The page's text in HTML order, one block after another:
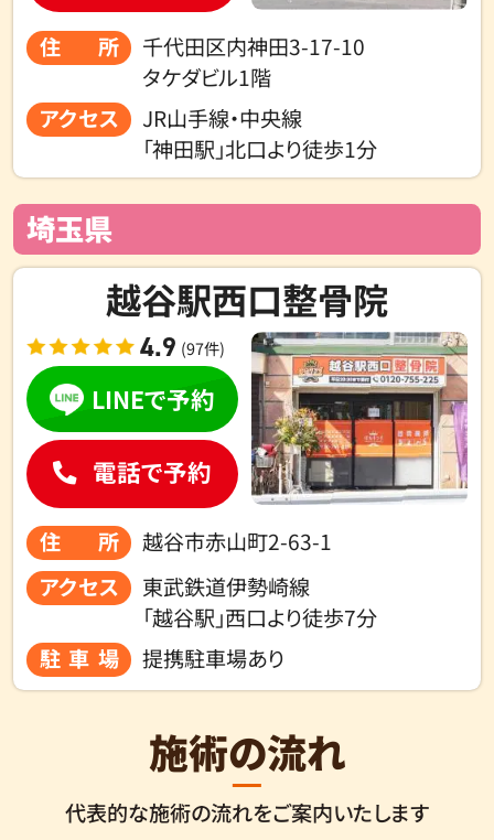
住所
千代田区内神田3-17-10
タケダビル1階
アクセス
JR山手線・中央線
「神田駅」北口より徒歩1分
埼玉県
越谷駅西口整骨院
4.9 (97件)
住所
越谷市赤山町2-63-1
アクセス
東武鉄道伊勢崎線
「越谷駅」西口より徒歩7分
駐車場
提携駐車場あり
LINEで予約
電話で予約
施術の流れ
代表的な施術の流れをご案内いたします